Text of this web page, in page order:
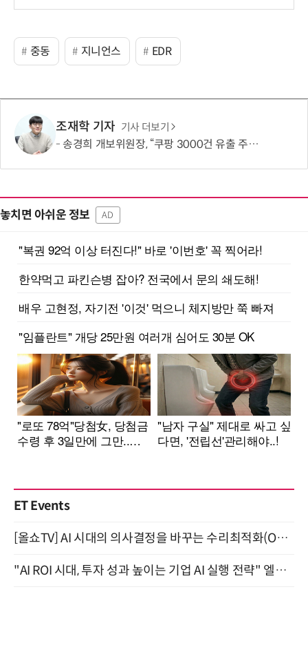
보
중동 지니언스 EDR
조재학 기자 기사 더보기
송경희 개보위원장, “쿠팡 3000건 유출 주장 사실과 달라…엄정 처분할 것”
놓치면 아쉬운 정보 AD
ET Events
[올쇼TV] AI 시대의 의사결정을 바꾸는 수리최적화(Optimization) 소개 (8/20 생방송)
"AI ROI 시대, 투자 성과 높이는 기업 AI 실행 전략" 엘타워 6층 (9월 18일)